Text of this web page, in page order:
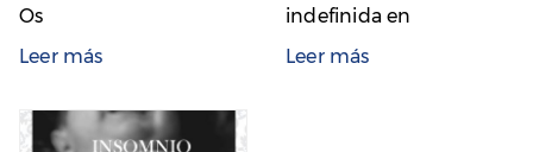
Os
Leer más
indefinida en
Leer más